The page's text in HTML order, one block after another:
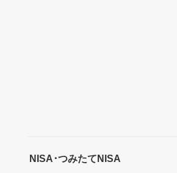
NISA･つみたてNISA